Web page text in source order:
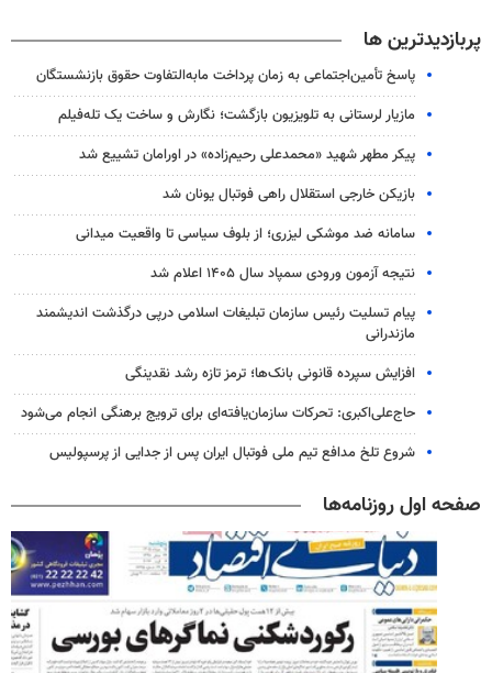
پربازدیدترین ها
پاسخ تأمین‌اجتماعی به زمان پرداخت مابه‌التفاوت حقوق بازنشستگان
مازیار لرستانی به تلویزیون بازگشت؛ نگارش و ساخت یک تله‌فیلم
پیکر مطهر شهید «محمدعلی رحیم‌زاده» در اورامان تشییع شد
بازیکن خارجی استقلال راهی فوتبال یونان شد
سامانه ضد موشکی لیزری؛ از بلوف سیاسی تا واقعیت میدانی
نتیجه آزمون ورودی سمپاد سال ۱۴۰۵ اعلام شد
پیام تسلیت رئیس سازمان تبلیغات اسلامی درپی درگذشت اندیشمند
مازندرانی
افزایش سپرده قانونی بانک‌ها؛ ترمز تازه رشد نقدینگی
حاج‌علی‌اکبری: تحرکات سازمان‌یافته‌ای برای ترویج برهنگی انجام می‌شود
شروع تلخ مدافع تیم ملی فوتبال ایران پس از جدایی از پرسپولیس
صفحه اول روزنامه‌ها